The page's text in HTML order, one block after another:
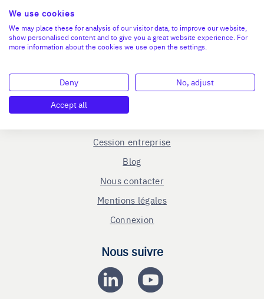
En savoir plus
Le C.R.A - qui sommes-nous ?
Cession entreprise
Blog
Nous contacter
Mentions légales
Connexion
Nous suivre
We use cookies
We may place these for analysis of our visitor data, to improve our website,
show personalised content and to give you a great website experience. For
more information about the cookies we use open the settings.
Deny
No, adjust
Accept all